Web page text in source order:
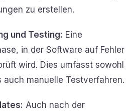
zu erstellen.
und Testing: Eine
in der Software auf Fehler
wird. Dies umfasst sowohl
auch manuelle Testverfahren.
Auch nach der